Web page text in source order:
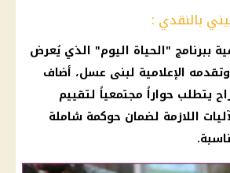
بالنقدي :
ببرنامج "الحياة اليوم" الذي يُعرض
الإعلامية لبنى عسل، أضاف
يتطلب حواراً مجتمعياً لتقييم
اللازمة لضمان حوكمة شاملة